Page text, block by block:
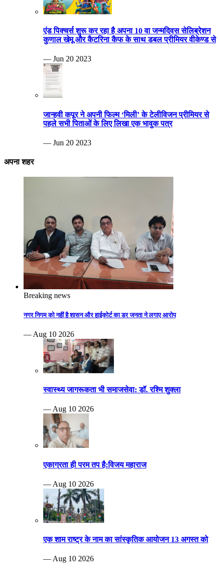
एंड पिक्चर्स शुरू कर रहा है अपना 10 वा जन्मदिवस सेलिब्रेशन
कुणाल खेमू और कैटरिना कैफ के साथ डबल प्रीमियर वीकेण्ड से
— Jun 20 2023
जान्हवी कपूर ने अपनी फिल्म ‘मिली’ के टेलीविजन प्रीमियर से
पहले सभी पिताओं के लिए लिखा एक भावुक पत्र
— Jun 20 2023
अपना शहर
Breaking news
नगर निगम को नहीं है शासन और हाईकोर्ट का डर जनता ने लगाए आरोप
— Aug 10 2026
स्वास्थ्य जागरूकता भी समाजसेवा: डॉ. रश्मि शुक्ला
— Aug 10 2026
एकाग्रता ही परम तप है:विजय महाराज
— Aug 10 2026
एक शाम राष्ट्र के नाम का सांस्कृतिक आयोजन 13 अगस्त को
— Aug 10 2026